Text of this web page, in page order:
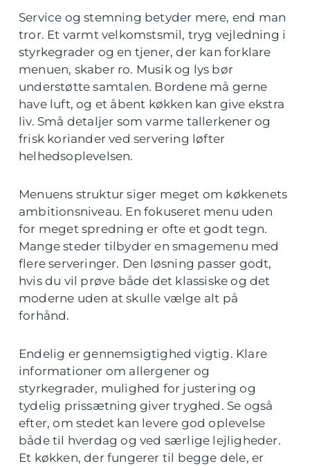
Service og stemning betyder mere, end man
tror. Et varmt velkomstsmil, tryg vejledning i
styrkegrader og en tjener, der kan forklare
menuen, skaber ro. Musik og lys bør
understøtte samtalen. Bordene må gerne
have luft, og et åbent køkken kan give ekstra
liv. Små detaljer som varme tallerkener og
frisk koriander ved servering løfter
helhedsoplevelsen.
Menuens struktur siger meget om køkkenets
ambitionsniveau. En fokuseret menu uden
for meget spredning er ofte et godt tegn.
Mange steder tilbyder en smagemenu med
flere serveringer. Den løsning passer godt,
hvis du vil prøve både det klassiske og det
moderne uden at skulle vælge alt på
forhånd.
Endelig er gennemsigtighed vigtig. Klare
informationer om allergener og
styrkegrader, mulighed for justering og
tydelig prissætning giver tryghed. Se også
efter, om stedet kan levere god oplevelse
både til hverdag og ved særlige lejligheder.
Et køkken, der fungerer til begge dele, er